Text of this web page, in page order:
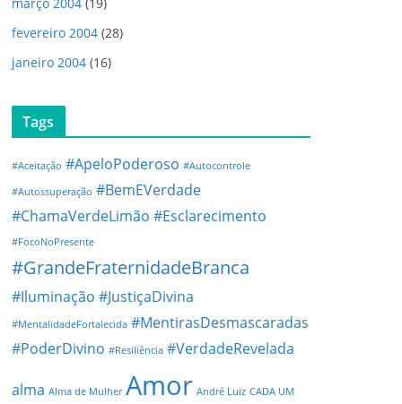
fevereiro 2004 (28)
janeiro 2004 (16)
Tags
#Aceitação #ApeloPoderoso #Autocontrole
#Autossuperação #BemEVerdade
#ChamaVerdeLimão #Esclarecimento
#FocoNoPresente
#GrandeFraternidadeBranca
#Iluminação #JustiçaDivina
#MentalidadeFortalecida #MentirasDesmascaradas
#PoderDivino #Resiliência #VerdadeRevelada
alma Alma de Mulher Amor André Luiz CADA UM